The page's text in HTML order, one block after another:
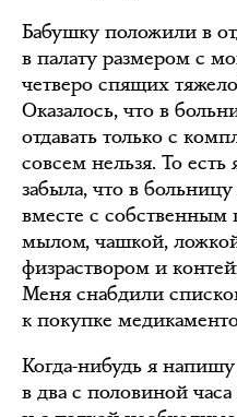
Бабушку положили в
в палату размером с
четверо спящих
Оказалось, что в
отдавать только с
совсем нельзя. То
забыла, что в
вместе с
мылом, чашкой,
физраствором и
Меня снабдили
к покупке
Когда-нибудь я
в два с половиной